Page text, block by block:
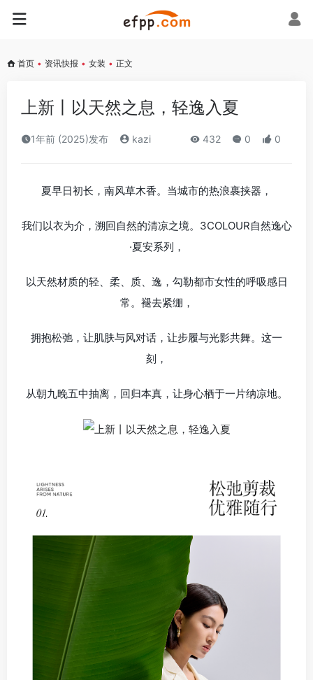
首页 • 资讯快报 • 女装 • 正文
上新丨以天然之息，轻逸入夏
1年前 (2025)发布 kazi 432 0 0
夏早日初长，南风草木香。当城市的热浪裹挟器，
我们以衣为介，溯回自然的清凉之境。3COLOUR自然逸心
·夏安系列，
以天然材质的轻、柔、质、逸，勾勒都市女性的呼吸感日
常。褪去紧绷，
拥抱松弛，让肌肤与风对话，让步履与光影共舞。这一
刻，
从朝九晚五中抽离，回归本真，让身心栖于一片纳凉地。